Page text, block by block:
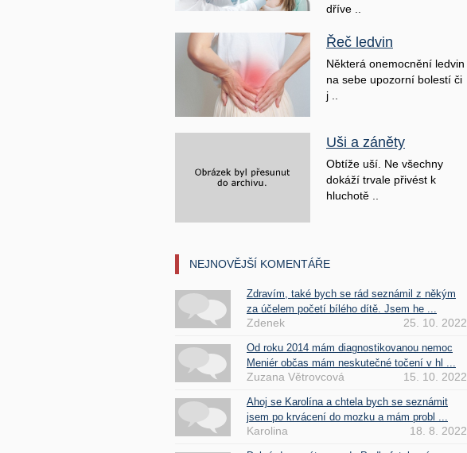
dříve ..
Řeč ledvin
Některá onemocnění ledvin
na sebe upozorní bolestí či
j ..
Uši a záněty
Obtíže uší. Ne všechny
dokáží trvale přivést k
hluchotě ..
NEJNOVĚJŠÍ KOMENTÁŘE
Zdravím, také bych se rád seznámil z někým
za účelem početí bílého dítě. Jsem he ...
Zdenek 25. 10. 2022
Od roku 2014 mám diagnostikovanou nemoc
Meniér občas mám neskutečné točení v hl ...
Zuzana Větrovcová 15. 10. 2022
Ahoj se Karolína a chtela bych se seznámit
jsem po krvácení do mozku a mám probl ...
Karolina 18. 8. 2022